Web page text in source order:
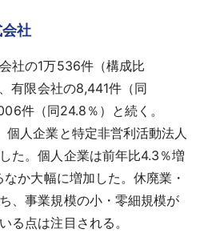
社
社の1万536件（構成比
有限会社の8,441件（同
件（同24.8％）と続く。
人企業と特定非営利活動法人
た。個人企業は前年比4.3％増
か大幅に増加した。休廃業・
、事業規模の小・零細規模が
る点は注目される。